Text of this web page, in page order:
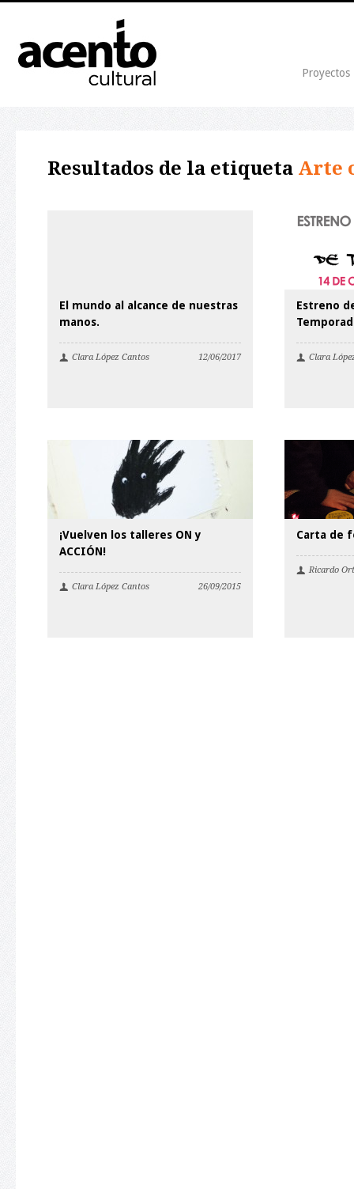
Proyectos
Resultados de la etiqueta Arte
El mundo al alcance de nuestras
manos.
Clara López Cantos 12/06/2017
Estreno
Clara
¡Vuelven los talleres ON y
ACCIÓN!
Clara López Cantos 26/09/2015
Carta de
Ricardo